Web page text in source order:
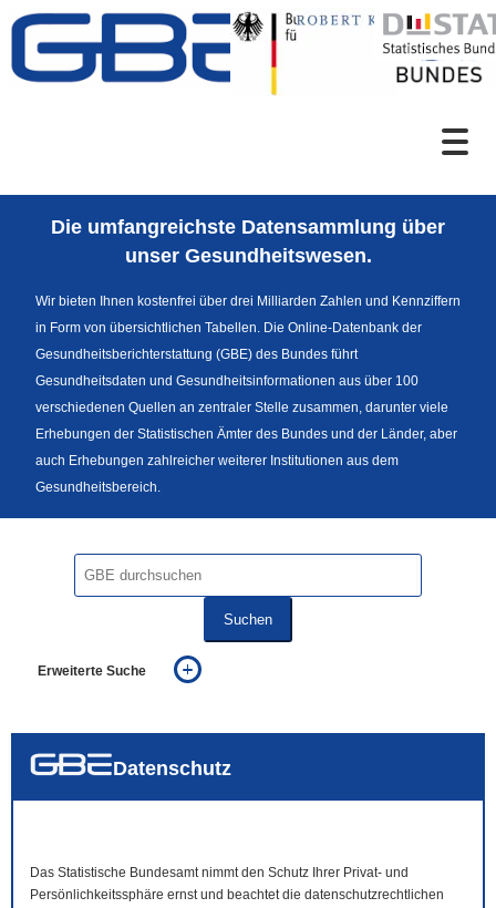
Zum Inhalt
Sprachumschaltung
Die umfangreichste Datensammlung über
unser Gesundheitswesen.
Wir bieten Ihnen kostenfrei über drei Milliarden Zahlen und Kennziffern
in Form von übersichtlichen Tabellen. Die Online-Datenbank der
Gesundheitsberichterstattung (GBE) des Bundes führt
Gesundheitsdaten und Gesundheitsinformationen aus über 100
verschiedenen Quellen an zentraler Stelle zusammen, darunter viele
Erhebungen der Statistischen Ämter des Bundes und der Länder, aber
auch Erhebungen zahlreicher weiterer Institutionen aus dem
Gesundheitsbereich.
Suchen
Erweiterte Suche
auch in allen Texten suchen (Volltextsuche)
Datenschutz
Das Statistische Bundesamt nimmt den Schutz Ihrer Privat- und
Persönlichkeitssphäre ernst und beachtet die datenschutzrechtlichen